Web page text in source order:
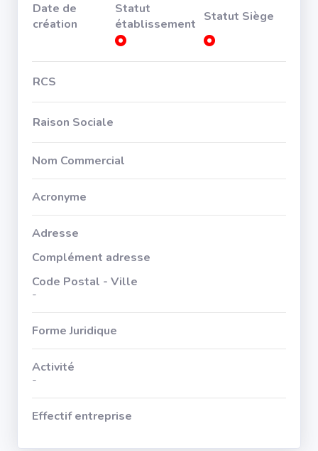
Date de
création
Statut
établissement Statut Siège
RCS
Raison Sociale
Nom Commercial
Acronyme
Adresse
Complément adresse
Code Postal - Ville
-
Forme Juridique
Activité
-
Effectif entreprise